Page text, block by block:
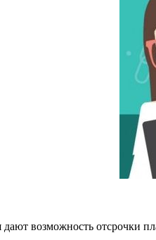
возможность отсрочки